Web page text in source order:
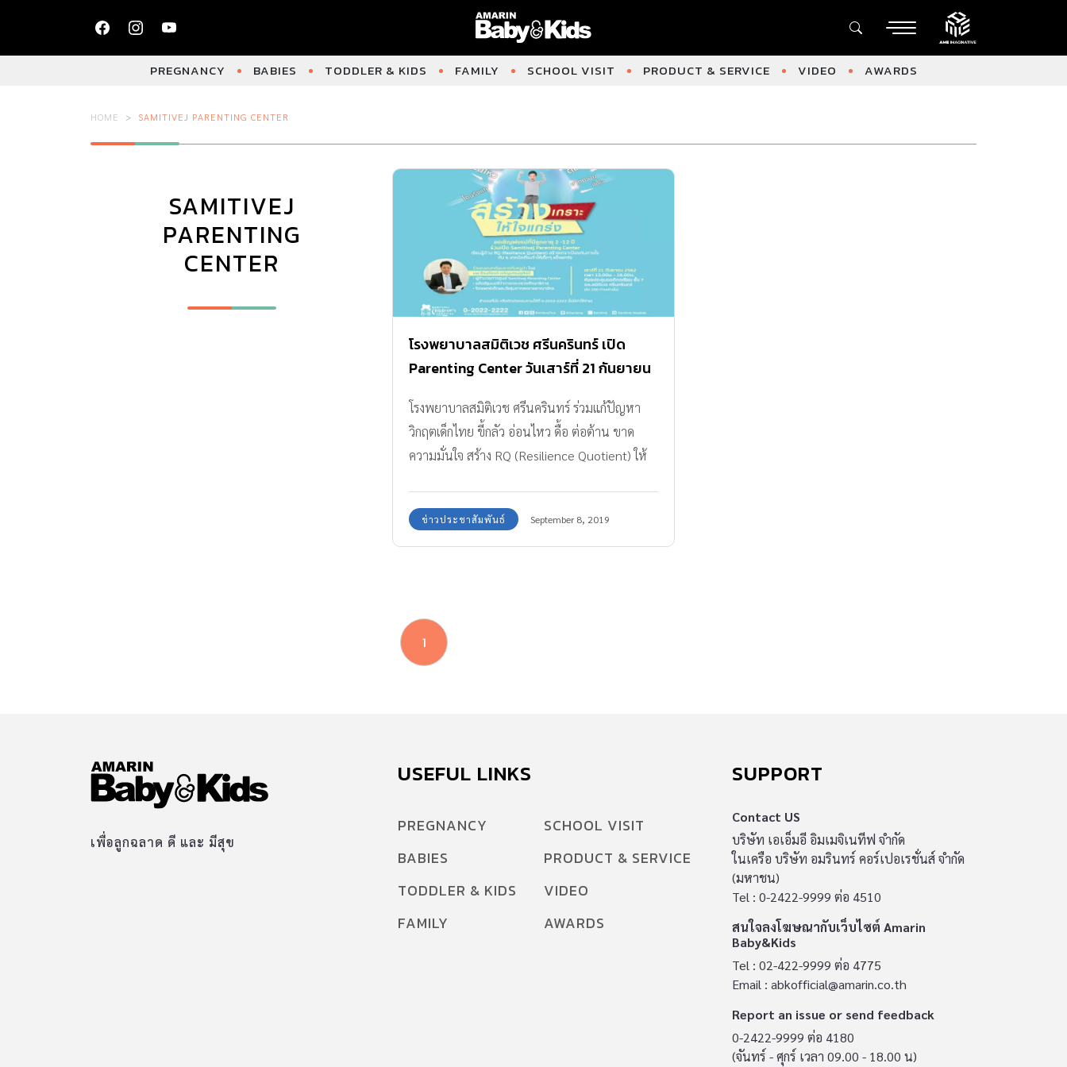
PREGNANCY BABIES TODDLER & KIDS FAMILY SCHOOL VISIT PRODUCT & SERVICE VIDEO AWARDS
HOME SAMITIVEJ PARENTING CENTER
SAMITIVEJ
PARENTING
CENTER
โรงพยาบาลสมิติเวช ศรีนครินทร์ เปิด
Parenting Center วันเสาร์ที่ 21 กันยายน
โรงพยาบาลสมิติเวช ศรีนครินทร์ ร่วมแก้ปัญหา
วิกฤตเด็กไทย ขี้กลัว อ่อนไหว ดื้อ ต่อต้าน ขาด
ความมั่นใจ สร้าง RQ (Resilience Quotient) ให้
ข่าวประชาสัมพันธ์ September 8, 2019
1
เพื่อลูกฉลาด ดี และ มีสุข
USEFUL LINKS
PREGNANCY
BABIES
TODDLER & KIDS
FAMILY
SCHOOL VISIT
PRODUCT & SERVICE
VIDEO
AWARDS
SUPPORT
Contact US
บริษัท เอเอ็มอี อิมเมจิเนทีฟ จำกัด
ในเครือ บริษัท อมรินทร์ คอร์เปอเรชั่นส์ จำกัด
(มหาชน)
Tel : 0-2422-9999 ต่อ 4510
สนใจลงโฆษณากับเว็บไซต์ Amarin
Baby&Kids
Tel : 02-422-9999 ต่อ 4775
Email : abkofficial@amarin.co.th
Report an issue or send feedback
0-2422-9999 ต่อ 4180
(จันทร์ - ศุกร์ เวลา 09.00 - 18.00 น)